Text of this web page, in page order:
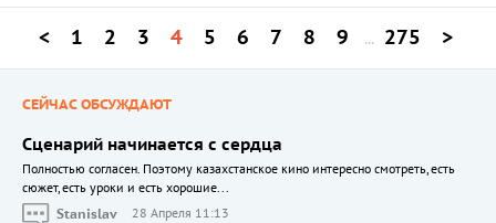
< 1 2 3 4 5 6 7 8 9 ... 275 >
СЕЙЧАС ОБСУЖДАЮТ
Сценарий начинается с сердца
Полностью согласен. Поэтому казахстанское кино интересно смотреть, есть
сюжет, есть уроки и есть хорошие...
Stanislav
28 Апреля 11:13